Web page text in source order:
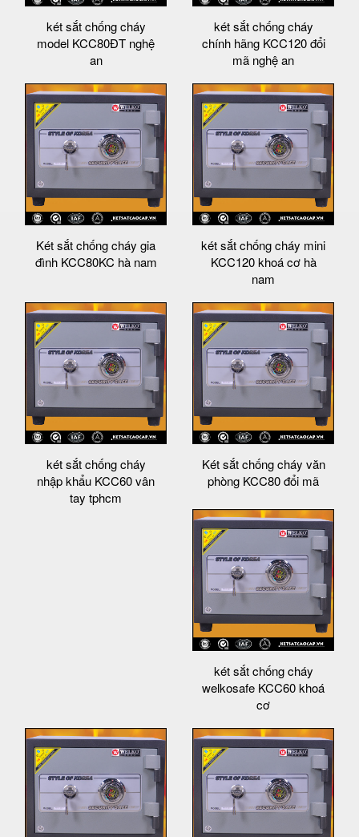
két sắt chống cháy
model KCC80ĐT nghệ
an
két sắt chống cháy
chính hãng KCC120 đổi
mã nghệ an
Két sắt chống cháy gia
đình KCC80KC hà nam
két sắt chống cháy mini
KCC120 khoá cơ hà
nam
két sắt chống cháy
nhập khẩu KCC60 vân
tay tphcm
Két sắt chống cháy văn
phòng KCC80 đổi mã
két sắt chống cháy
welkosafe KCC60 khoá
cơ